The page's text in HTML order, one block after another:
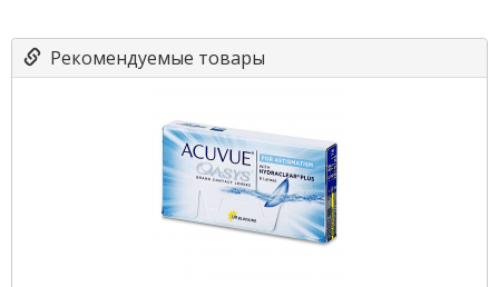
Рекомендуемые товары